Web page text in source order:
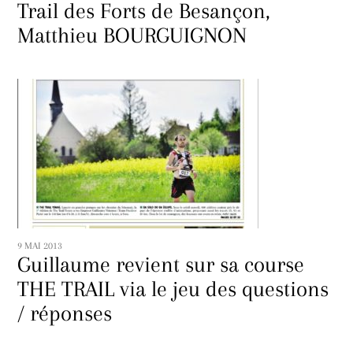
Trail des Forts de Besançon,
Matthieu BOURGUIGNON
9 MAI 2013
Guillaume revient sur sa course
THE TRAIL via le jeu des questions
/ réponses